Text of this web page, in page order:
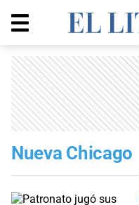
Nueva Chicago